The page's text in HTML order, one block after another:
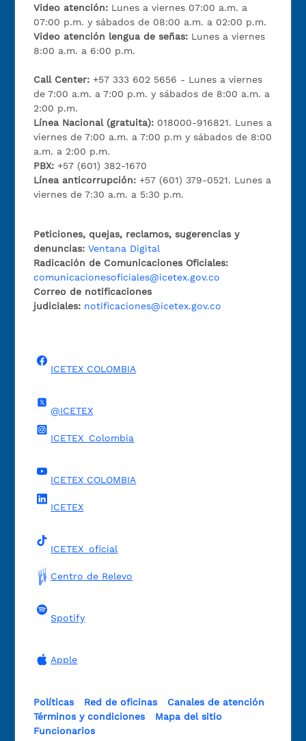
Video atención: Lunes a viernes 07:00 a.m. a
07:00 p.m. y sábados de 08:00 a.m. a 02:00 p.m.
Video atención lengua de señas: Lunes a viernes
8:00 a.m. a 6:00 p.m.
Call Center:+57 333 602 5656 - Lunes a viernes
de 7:00 a.m. a 7:00 p.m. y sábados de 8:00 a.m. a
2:00 p.m.
Línea Nacional (gratuita): 018000-916821. Lunes a
viernes de 7:00 a.m. a 7:00 p.m y sábados de 8:00
a.m. a 2:00 p.m.
PBX:+57 (601) 382-1670
Línea anticorrupción:+57 (601) 379-0521. Lunes a
viernes de 7:30 a.m. a 5:30 p.m.
Peticiones, quejas, reclamos, sugerencias y
denuncias: Ventana Digital
Radicación de Comunicaciones Oficiales:
comunicacionesoficiales@icetex.gov.co
Correo de notificaciones
judiciales: notificaciones@icetex.gov.co
ICETEX COLOMBIA
@ICETEX
ICETEX_Colombia
ICETEX COLOMBIA
ICETEX
ICETEX_oficial
Centro de Relevo
Spotify
Apple
Políticas Red de oficinas
Canales de atención
Términos y condiciones
Mapa del sitio
Funcionarios